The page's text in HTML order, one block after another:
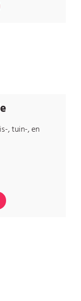
, tuin-, en